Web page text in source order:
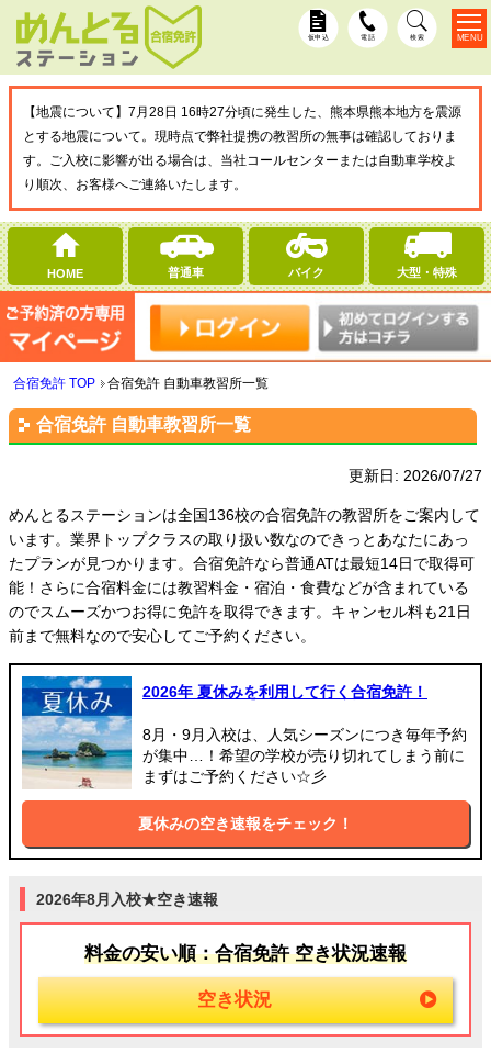
仮申込 電話 検索
【地震について】7月28日 16時27分頃に発生した、熊本県熊本地方を震源
とする地震について。現時点で弊社提携の教習所の無事は確認しておりま
す。ご入校に影響が出る場合は、当社コールセンターまたは自動車学校よ
り順次、お客様へご連絡いたします。
HOME 普通車 バイク 大型・特殊
MENU
合宿免許 TOP 合宿免許 自動車教習所一覧
合宿免許 自動車教習所一覧
更新日: 2026/07/27
めんとるステーションは全国136校の合宿免許の教習所をご案内して
います。業界トップクラスの取り扱い数なのできっとあなたにあっ
たプランが見つかります。合宿免許なら普通ATは最短14日で取得可
能！さらに合宿料金には教習料金・宿泊・食費などが含まれている
のでスムーズかつお得に免許を取得できます。キャンセル料も21日
前まで無料なので安心してご予約ください。
2026年 夏休みを利用して行く合宿免許！
8月・9月入校は、人気シーズンにつき毎年予約
が集中…！希望の学校が売り切れてしまう前に
まずはご予約ください☆彡
夏休みの空き速報をチェック！
2026年8月入校★空き速報
料金の安い順：合宿免許 空き状況速報
空き状況